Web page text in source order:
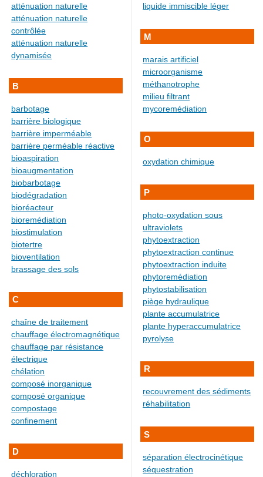
atténuation naturelle
atténuation naturelle
contrôlée
atténuation naturelle
dynamisée
B
barbotage
barrière biologique
barrière imperméable
barrière perméable réactive
bioaspiration
bioaugmentation
biobarbotage
biodégradation
bioréacteur
bioremédiation
biostimulation
biotertre
bioventilation
brassage des sols
C
chaîne de traitement
chauffage électromagnétique
chauffage par résistance
électrique
chélation
composé inorganique
composé organique
compostage
confinement
D
déchloration
liquide immiscible léger
M
marais artificiel
microorganisme
méthanotrophe
milieu filtrant
mycoremédiation
O
oxydation chimique
P
photo-oxydation sous
ultraviolets
phytoextraction
phytoextraction continue
phytoextraction induite
phytoremédiation
phytostabilisation
piège hydraulique
plante accumulatrice
plante hyperaccumulatrice
pyrolyse
R
recouvrement des sédiments
réhabilitation
S
séparation électrocinétique
séquestration